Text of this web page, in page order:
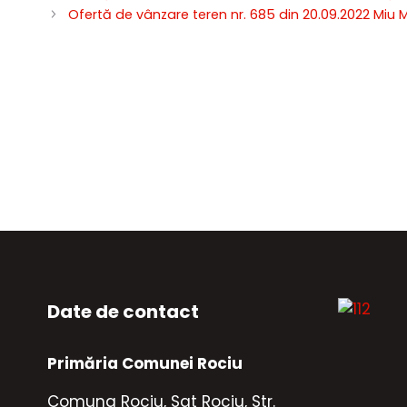
Ofertă de vânzare teren nr. 685 din 20.09.2022 Miu
Date de contact
Primăria Comunei Rociu
Comuna Rociu, Sat Rociu, Str.